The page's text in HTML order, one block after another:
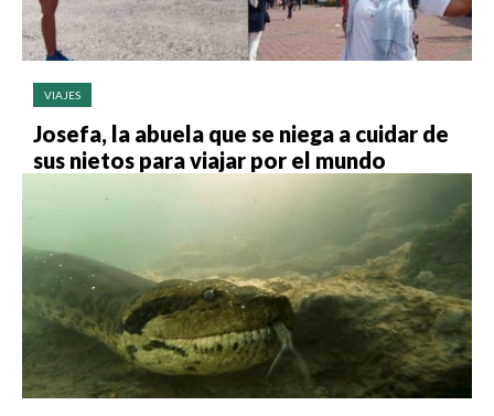
VIAJES
Josefa, la abuela que se niega a cuidar de
sus nietos para viajar por el mundo